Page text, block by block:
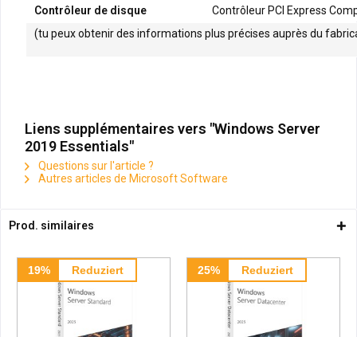
Contrôleur de disque
Contrôleur PCI Express
(tu peux obtenir des informations plus précises auprès du
Liens supplémentaires vers "Windows Server
2019 Essentials"
Questions sur l'article ?
Autres articles de Microsoft Software
Prod. similaires
19% Reduziert 25% Reduziert